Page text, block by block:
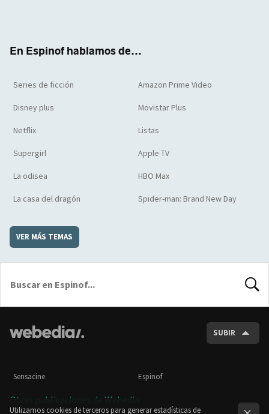
En Espinof hablamos de...
Series de ficción Amazon Prime Video
Disney plus Movistar Plus
Netflix Listas
Supergirl Apple TV
La odisea HBO Max
La casa del dragón Spider-man: Brand New Day
VER MÁS TEMAS
SUBIR
Sensacine Espinof
Otras publicaciones de Webedia
Utilizamos cookies de terceros para generar estadísticas de